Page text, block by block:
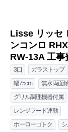
Lisse リッセ
ンコンロ
RW-13A 工事
3口 ガラストップ
幅75cm
無水両面
グリル調理機器付属
レンジフード連動
ホーローゴトク